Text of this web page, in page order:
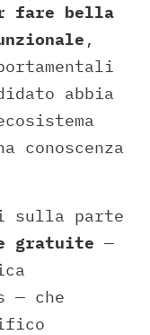
fare bella
,
abbia
conoscenza
sulla parte
gratuite —
— che